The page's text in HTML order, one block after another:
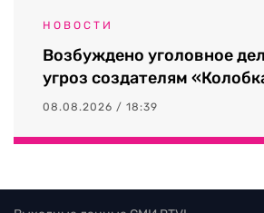
НОВОСТИ
Возбуждено уголовное
угроз создателям
08.08.2026 / 18:39